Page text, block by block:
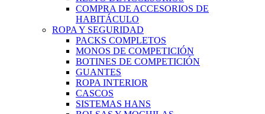
COMPRA DE ACCESORIOS DE
HABITÁCULO
ROPA Y SEGURIDAD
PACKS COMPLETOS
MONOS DE COMPETICIÓN
BOTINES DE COMPETICIÓN
GUANTES
ROPA INTERIOR
CASCOS
SISTEMAS HANS